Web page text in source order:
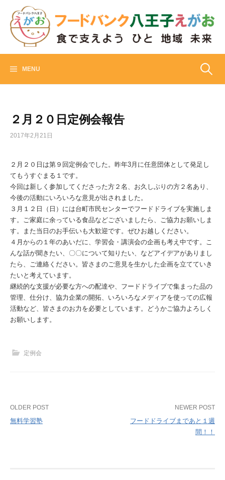
content
MENU 検
２月２０日定例会報告
2017年2月21日
２月２０日は第９回定例会でした。昨年3月に任意団体として発足し
てもうすぐまる１です。
今回は新しく参加してくださった方２名、お久しぶりの方２名あり、
今後の活動にいろいろな意見が出されました。
３月１２日（日）には台町市民センターでフードドライブを実施しま
す。ご家庭に余っている食品などございましたら、ご協力お願いしま
す。また当日のお手伝いも大歓迎です。ぜひお越しください。
４月からの１年のあいだに、学習会・講演会の企画も考え中です。こ
んな話が聞きたい、〇〇について知りたい、などアイデアがありまし
たら、ご連絡ください。皆さまのご意見を生かした企画を立てていき
たいと考えています。
継続的な支援が必要な方への配達や、フードドライブで集まった品の
管理、仕分け、協力企業の開拓、いろいろなメディアを使っての広報
活動など、皆さまのお力を必要としています。どうかご協力よろしく
お願いします。
定例会
Post
navigation
OLDER POST
無料学習塾
NEWER POST
フードドライブまであと１週
間！！